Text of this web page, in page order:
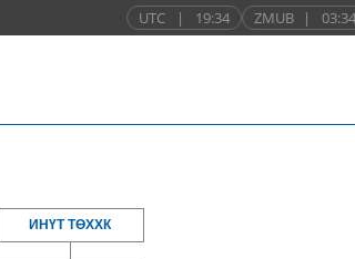
UTC | 19:34 ZMUB | 03:34
ИНҮТ ТӨХХК